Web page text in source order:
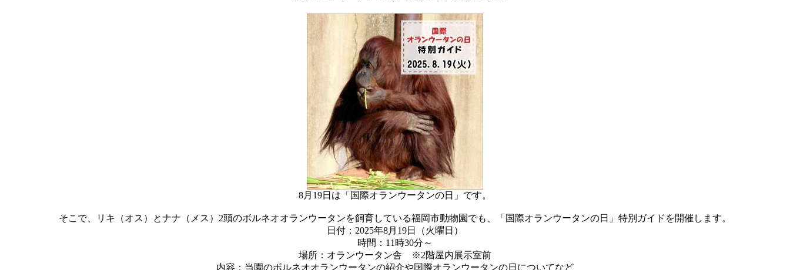
8月19日は「国際オランウータンの日」です。
そこで、リキ（オス）とナナ（メス）2頭のボルネオオランウータンを飼育している福岡市動物園でも、「国際オランウータンの日」特別ガイドを開催します。
日付：2025年8月19日（火曜日）
時間：11時30分～
場所：オランウータン舎 ※2階屋内展示室前
内容：当園のボルネオオランウータンの紹介や国際オランウータンの日についてなど